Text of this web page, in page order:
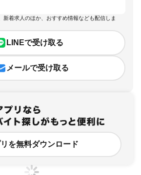
新着求人のほか、おすすめ情報なども配信しま
LINEで受け取る
メールで受け取る
を無料ダウンロード